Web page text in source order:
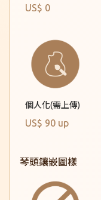
US$ 0
個人化(需上傳)
US$ 90 up
琴頭鑲嵌圖樣